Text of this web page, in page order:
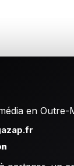
en Outre-